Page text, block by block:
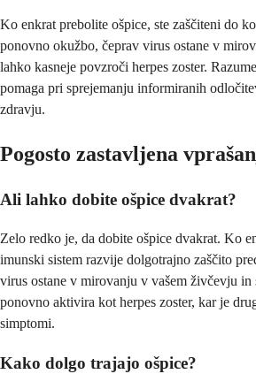
Ko enkrat prebolite ošpice, ste zaščiteni do
ponovno okužbo, čeprav virus ostane v
lahko kasneje povzroči herpes zoster.
pomaga pri sprejemanju informiranih
zdravju.
Pogosto zastavljena
Ali lahko dobite ošpice dvakrat?
Zelo redko je, da dobite ošpice dvakrat. Ko
imunski sistem razvije dolgotrajno zaščito
virus ostane v mirovanju v vašem živčevju in
ponovno aktivira kot herpes zoster, kar je
simptomi.
Kako dolgo trajajo ošpice?